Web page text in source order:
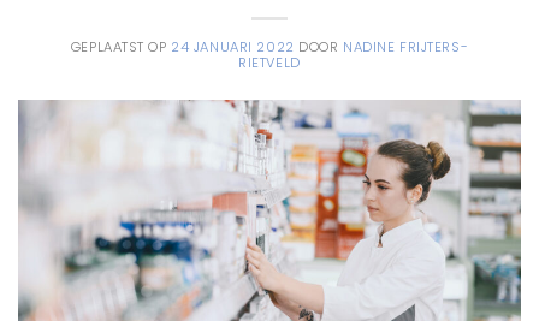
GEPLAATST OP 24 JANUARI 2022 DOOR NADINE FRIJTERS-
RIETVELD